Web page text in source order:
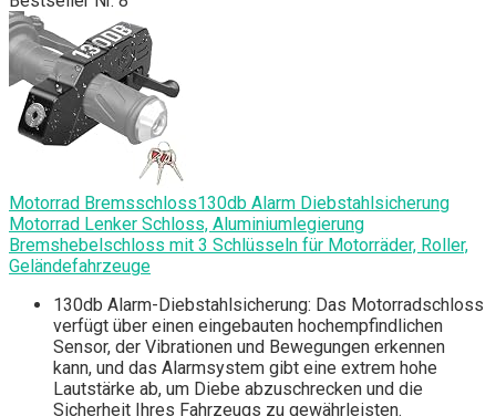
Motorrad Bremsschloss130db Alarm Diebstahlsicherung
Motorrad Lenker Schloss, Aluminiumlegierung
Bremshebelschloss mit 3 Schlüsseln für Motorräder, Roller,
Geländefahrzeuge
130db Alarm-Diebstahlsicherung: Das Motorradschloss
verfügt über einen eingebauten hochempfindlichen
Sensor, der Vibrationen und Bewegungen erkennen
kann, und das Alarmsystem gibt eine extrem hohe
Lautstärke ab, um Diebe abzuschrecken und die
Sicherheit Ihres Fahrzeugs zu gewährleisten.